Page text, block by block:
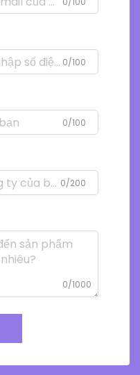
0/100
0/100
0/200
0/1000